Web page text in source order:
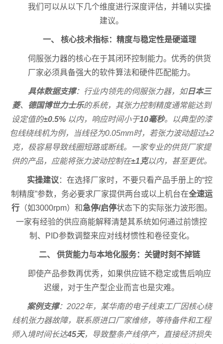
我们可以从以下几个维度进行深度评估，并辅以实操
建议。
一、 核心技术指标：精度与稳定性是硬道理
伺服张力器的核心在于其闭环控制能力。优秀的供货
厂家必须具备强大的软件算法和硬件匹配能力。
具体数据支撑：行业内领先的伺服张力器，如日本三
菱、 德国博世力士乐的系统，其张力控制精度通常能达到
设定值的±0.5%以内，响应时间小于10毫秒。以典型的漆
包线绕线机为例，当线径为0.05mm时，若张力波动超过±2
克，极容易导致线圈短路或断线。一家专业的供货厂家提
供的产品，应能将张力波动控制在±1克以内，甚至更优。
实操建议 ：在选择厂家时，不要只看产品手册上的“控
制精度”参数，务必要求厂家提供两台或以上机台在全速运
行（如3000rpm）和急停/启停状态下的实际张力波形图。
一家有经验的供应商能解释清楚其系统如何通过前馈控
制、PID参数调整来应对线材惯性和卷径变化。
二、 供货能力与本地化服务：关键时刻不掉链
即使产品参数再优秀，如果供应链不稳定或售后响应
迟缓，对于生产型企业而言也是灾难。
案例支撑：2022年，某华南的电子线束工厂因核心绕
线机张力器故障，联系原进口厂家维修，等待备件和工程
师入境时间长达45天，导致整条产线停产，直接经济损失